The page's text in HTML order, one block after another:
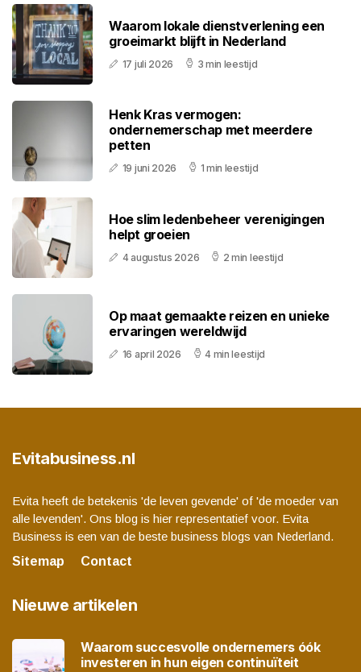
Waarom lokale dienstverlening een
groeimarkt blijft in Nederland
17 juli 2026 3 min leestijd
Henk Kras vermogen:
ondernemerschap met meerdere
petten
19 juni 2026 1 min leestijd
Hoe slim ledenbeheer verenigingen
helpt groeien
4 augustus 2026 2 min leestijd
Op maat gemaakte reizen en unieke
ervaringen wereldwijd
16 april 2026 4 min leestijd
Evitabusiness.nl
Evita heeft de betekenis 'de leven gevende' of 'de moeder van
alle levenden'. Ons blog is hier representatief voor. Evita
Business is een van de beste business blogs van Nederland.
Sitemap
Contact
Nieuwe artikelen
Waarom succesvolle ondernemers óók
investeren in hun eigen continuïteit